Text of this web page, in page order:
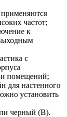
применяются
частот;
к
с
помещений;
для настенного
установить
черный (B).